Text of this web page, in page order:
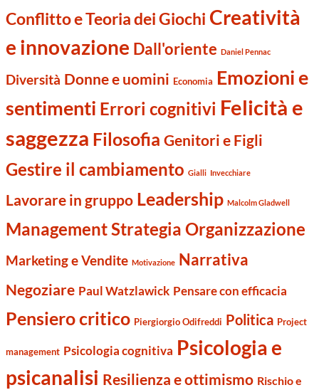
Conflitto e Teoria dei Giochi Creatività
e innovazione Dall'oriente Daniel Pennac
Diversità Donne e uomini Economia Emozioni e
sentimenti Errori cognitivi Felicità e
saggezza Filosofia Genitori e Figli
Gestire il cambiamento Gialli Invecchiare
Lavorare in gruppo Leadership Malcolm Gladwell
Management Strategia Organizzazione
Marketing e Vendite Motivazione Narrativa
Negoziare Paul Watzlawick Pensare con efficacia
Pensiero critico Piergiorgio Odifreddi Politica Project
management Psicologia cognitiva Psicologia e
psicanalisi Resilienza e ottimismo Rischio e